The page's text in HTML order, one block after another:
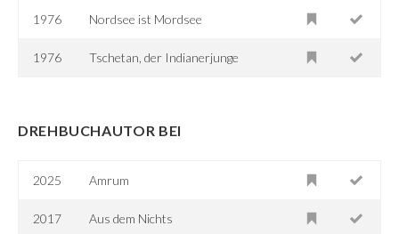
1976 Nordsee ist Mordsee
1976 Tschetan, der Indianerjunge
DREHBUCHAUTOR BEI
2025 Amrum
2017 Aus dem Nichts